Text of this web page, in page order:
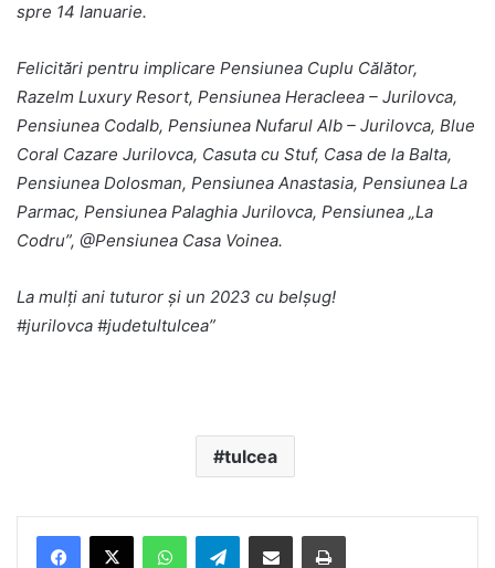
spre 14 Ianuarie.
Felicitări pentru implicare Pensiunea Cuplu Călător,
Razelm Luxury Resort, Pensiunea Heracleea – Jurilovca,
Pensiunea Codalb, Pensiunea Nufarul Alb – Jurilovca, Blue
Coral Cazare Jurilovca, Casuta cu Stuf, Casa de la Balta,
Pensiunea Dolosman, Pensiunea Anastasia, Pensiunea La
Parmac, Pensiunea Palaghia Jurilovca, Pensiunea „La
Codru”, @Pensiunea Casa Voinea.
La mulți ani tuturor și un 2023 cu belșug!
#jurilovca #judetultulcea”
tulcea
Telegram